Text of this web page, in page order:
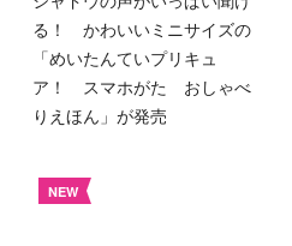
る！ かわいいミニサイズの
「めいたんていプリキュ
ア！ スマホがた おしゃべ
りえほん」が発売
NEW